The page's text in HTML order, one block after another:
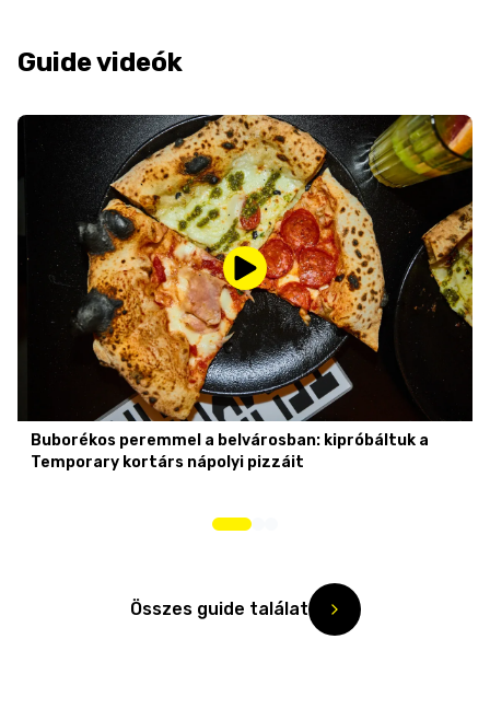
Guide videók
Buborékos peremmel a belvárosban: kipróbáltuk a
Temporary kortárs nápolyi pizzáit
Összes guide találat